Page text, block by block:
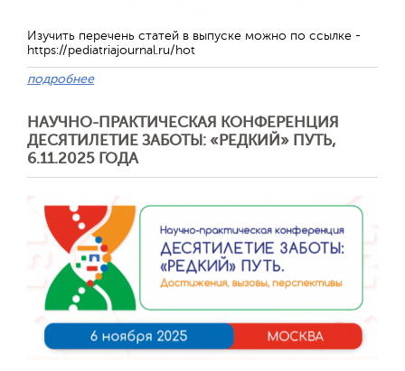
Изучить перечень статей в выпуске можно по ссылке -
https://pediatriajournal.ru/hot
подробнее
НАУЧНО-ПРАКТИЧЕСКАЯ КОНФЕРЕНЦИЯ
ДЕСЯТИЛЕТИЕ ЗАБОТЫ: «РЕДКИЙ» ПУТЬ,
6.11.2025 ГОДА